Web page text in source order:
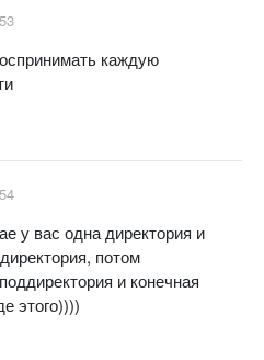
каждую
у вас одна директория и
потом
и конечная
этого))))